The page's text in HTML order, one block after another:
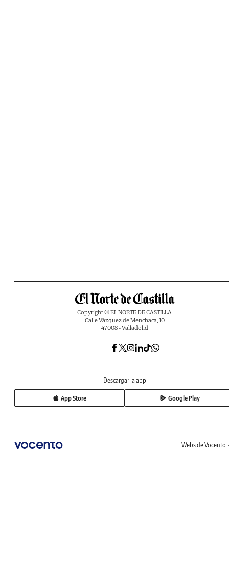
Copyright © EL NORTE DE CASTILLA
Calle Vázquez de Menchaca, 10
47008 - Valladolid
Descargar la app
App Store Google Play
Webs de Vocento